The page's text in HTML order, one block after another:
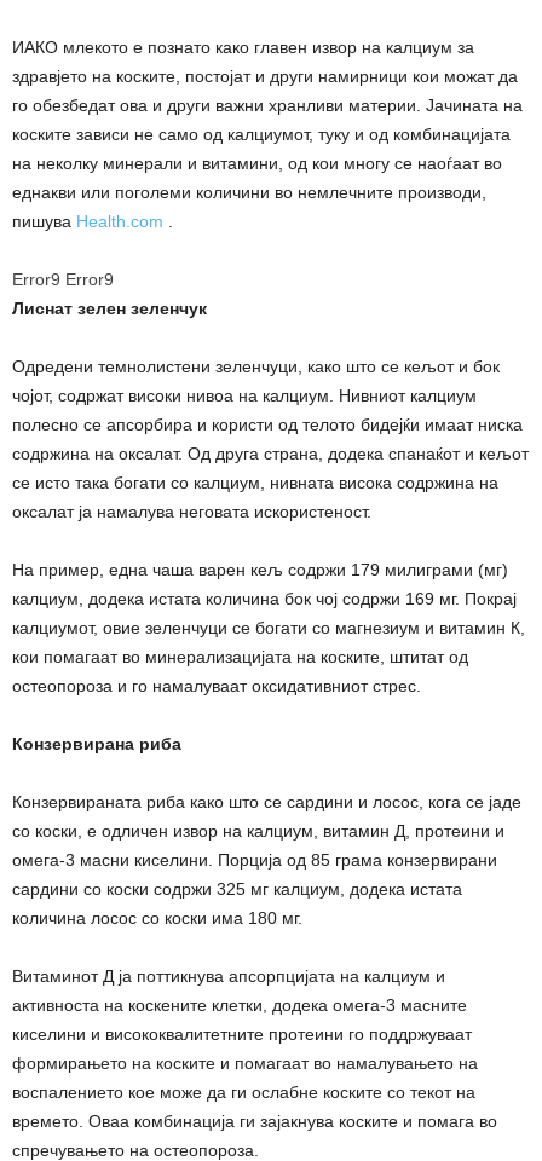
ИАКО млекото е познато како главен извор на калциум за
здравјето на коските, постојат и други намирници кои можат да
го обезбедат ова и други важни хранливи материи. Јачината на
коските зависи не само од калциумот, туку и од комбинацијата
на неколку минерали и витамини, од кои многу се наоѓаат во
еднакви или поголеми количини во немлечните производи,
пишува Health.com
Error9 Error9
Лиснат зелен зеленчук
Одредени темнолистени зеленчуци, како што се кељот и бок
чојот, содржат високи нивоа на калциум. Нивниот калциум
полесно се апсорбира и користи од телото бидејќи имаат ниска
содржина на оксалат. Од друга страна, додека спанаќот и кељот
се исто така богати со калциум, нивната висока содржина на
оксалат ја намалува неговата искористеност.
На пример, една чаша варен кељ содржи 179 милиграми (мг)
калциум, додека истата количина бок чој содржи 169 мг. Покрај
калциумот, овие зеленчуци се богати со магнезиум и витамин К,
кои помагаат во минерализацијата на коските, штитат од
остеопороза и го намалуваат оксидативниот стрес.
Конзервирана риба
Конзервираната риба како што се сардини и лосос, кога се јаде
со коски, е одличен извор на калциум, витамин Д, протеини и
омега-3 масни киселини. Порција од 85 грама конзервирани
сардини со коски содржи 325 мг калциум, додека истата
количина лосос со коски има 180 мг.
Витаминот Д ја поттикнува апсорпцијата на калциум и
активноста на коскените клетки, додека омега-3 масните
киселини и висококвалитетните протеини го поддржуваат
формирањето на коските и помагаат во намалувањето на
воспалението кое може да ги ослабне коските со текот на
времето. Оваа комбинација ги зајакнува коските и помага во
спречувањето на остеопороза.